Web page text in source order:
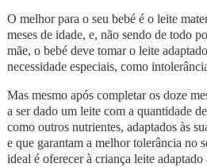
O melhor para o seu bebé é o leite
meses de idade, e, não sendo de todo
mãe, o bebé deve tomar o leite
necessidade especiais, como
Mas mesmo após completar os doze
a ser dado um leite com a quantidade
como outros nutrientes, adaptados às
e que garantam a melhor tolerância no
ideal é oferecer à criança leite